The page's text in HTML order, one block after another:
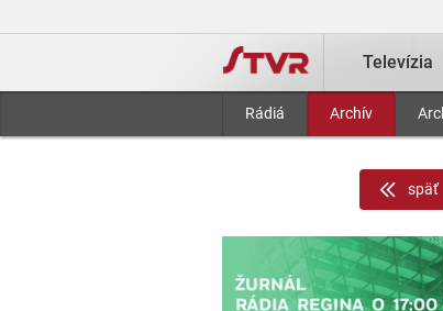
Televízia
Rádiá Archív
späť